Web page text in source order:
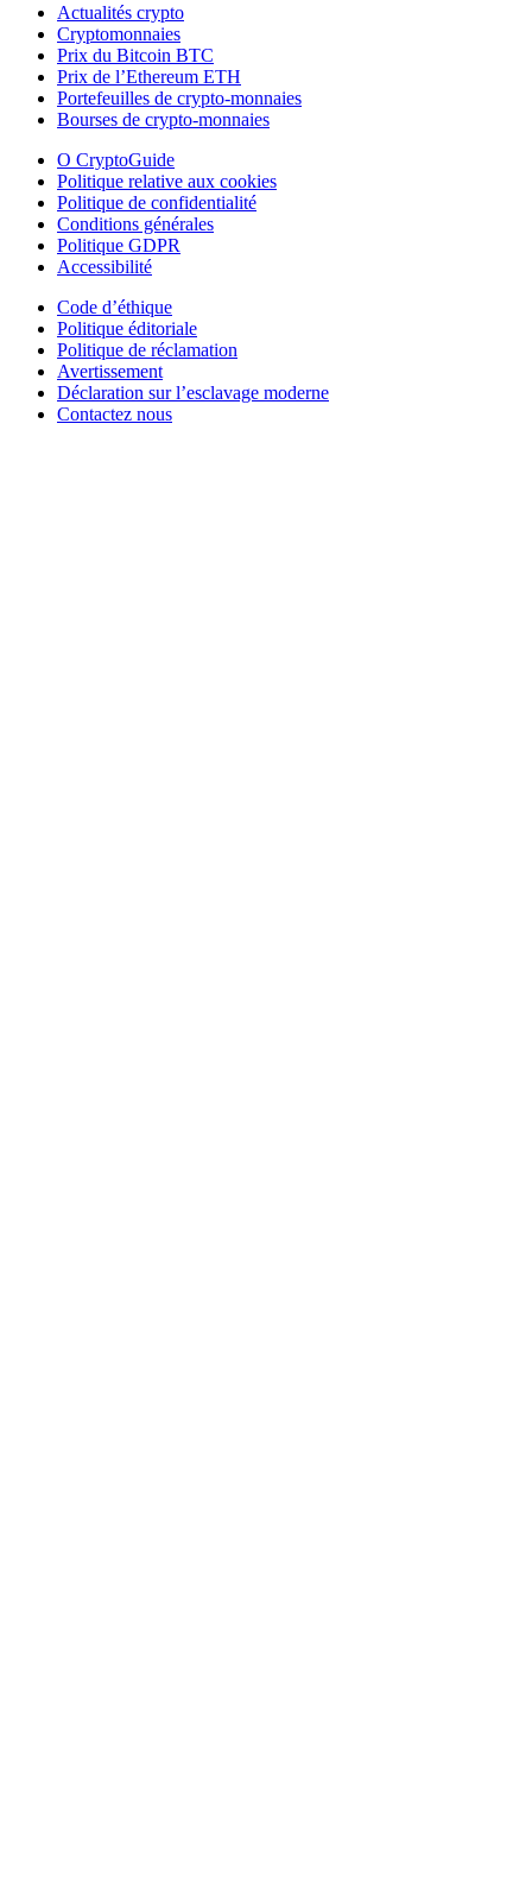
Actualités crypto
Cryptomonnaies
Prix du Bitcoin BTC
Prix de l’Ethereum ETH
Portefeuilles de crypto-monnaies
Bourses de crypto-monnaies
O CryptoGuide
Politique relative aux cookies
Politique de confidentialité
Conditions générales
Politique GDPR
Accessibilité
Code d’éthique
Politique éditoriale
Politique de réclamation
Avertissement
Déclaration sur l’esclavage moderne
Contactez nous